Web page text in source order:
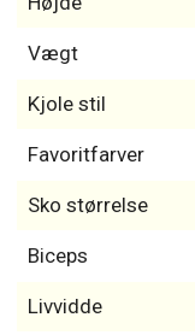
Vægt
Kjole stil
Favoritfarver
Sko størrelse
Biceps
Livvidde